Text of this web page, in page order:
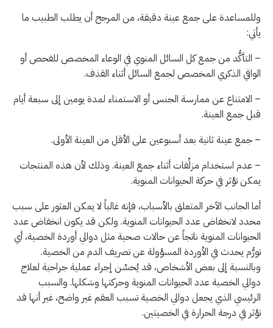
وللمساعدة على جمع عينة دقيقة، من المرجح أن يطلب الطبيب ما
يأتي:
– التأكُّد من جمع كل السائل المنوي في الوعاء المخصص للفحص أو
الواقي الذكري المخصص لجمع السائل أثناء القذف.
– الامتناع عن ممارسة الجنس أو الاستمناء لمدة يومين إلى سبعة أيام
قبل جمع العينة.
– جمع عينة ثانية بعد أسبوعين على الأقل من العينة الأولى.
– عدم استخدام مزلِّقات أثناء جمع العينة. وذلك لأن هذه المنتجات
يمكن تؤثر في حركة الحيوانات المنوية.
أما الجانب الآخر المتعلق بالأسباب، فإنه غالباً لا يمكن العثور على سبب
محدد لانخفاض عدد الحيوانات المنوية. ولكن قد يكون انخفاض عدد
الحيوانات المنوية ناتجاً عن حالات صحية مثل دوالي أوردة الخصية، أي
تورُّم يحدث في الأوردة المسؤولة عن تصريف الدم من الخصية.
وبالنسبة إلى بعض الأشخاص، قد يُحسِّن إجراء عملية جراحية لعلاج
دوالي الخصية عدد الحيوانات المنوية وحركتها وشكلها. والسبب
الرئيسي الذي يجعل دوالي الخصية تسبب العقم غير واضح، غير أنها قد
تؤثر في درجة الحرارة في الخصيتين.